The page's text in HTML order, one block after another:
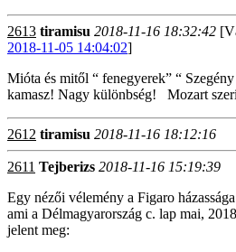
2613 tiramisu 2018-11-16 18:32:42
2018-11-05 14:04:02]
Mióta és mitől “ fenegyerek” “
kamasz! Nagy különbség! Mozart
2612 tiramisu 2018-11-16 18:12:16
2611 Tejberizs 2018-11-16 15:19:39
Egy nézői vélemény a Figaro
ami a Délmagyarország c. lap mai,
jelent meg: